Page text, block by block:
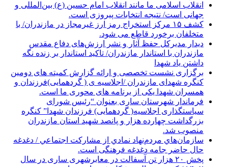
انقلاب اسلامی ما مانند انقلاب امام حسین (ع) بین‌المللی و
جهانی است/ نتیجه انتخابات پیروزی است.
کشف ۱۵ مرکز استخراج رمز ارز غیرمجاز در مازندران/ با
متخلفان برخورد قاطع می شود.
دیدار مدیرکل حفظ آثار و نشر ارزش‌های دفاع مقدس
مازندران با استاندار مازندران/ تاکید استاندار بر زنده نگه
داشتن یاد شهدا
برگزاری نشست تخصصی و ارائه گزارش کمیته های دومین
کنگره شهدای مازندران /اجلاسیه ی ( گردهمایی)فرزندان و
همسران شهدا یکی از برنامه های محوری ما است.
فرماندار شهرستان ساری بعنوان “رئیس شورای
سیاستگذاری اجلاسیه( گردهمایی) فرزندان شهدا” کنگره
بزرگداشت چهارده هزار و پانصد شهید استان مازندران
منصوب شد.
سازمان‌هاي مردم‌نهاد نمادي از مشاركت اجتماعي / دغدغه
حال حاضر جامه دغدغه فرهنگی است.
پخش ۲۰ هزار تن آسفالت در معابرشهری ساری در سال